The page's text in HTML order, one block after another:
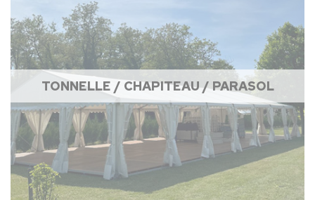
TONNELLE / CHAPITEAU / PARASOL